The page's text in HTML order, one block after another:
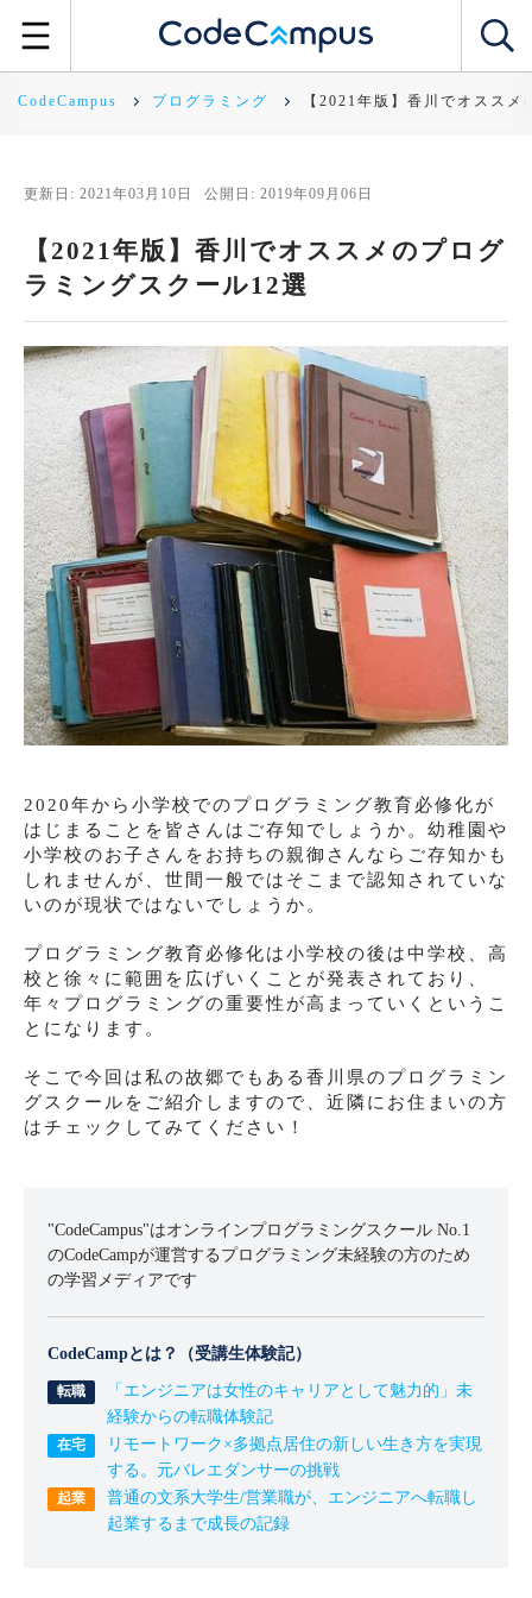
CodeCampus プログラミング 【2021年版】香川でオスス
更新日: 2021年03月10日 公開日: 2019年09月06日
【2021年版】香川でオススメのプログ
ラミングスクール12選
2020年から小学校でのプログラミング教育必修化が
はじまることを皆さんはご存知でしょうか。幼稚園や
小学校のお子さんをお持ちの親御さんならご存知かも
しれませんが、世間一般ではそこまで認知されていな
いのが現状ではないでしょうか。
プログラミング教育必修化は小学校の後は中学校、高
校と徐々に範囲を広げいくことが発表されており、
年々プログラミングの重要性が高まっていくというこ
とになります。
そこで今回は私の故郷でもある香川県のプログラミン
グスクールをご紹介しますので、近隣にお住まいの方
はチェックしてみてください！
"CodeCampus"はオンラインプログラミングスクール No.1
のCodeCampが運営するプログラミング未経験の方のため
の学習メディアです
CodeCampとは？（受講生体験記）
「エンジニアは女性のキャリアとして魅力的」未
経験からの転職体験記
リモートワーク×多拠点居住の新しい生き方を実現
する。元バレエダンサーの挑戦
普通の文系大学生/営業職が、エンジニアへ転職し
起業するまで成長の記録